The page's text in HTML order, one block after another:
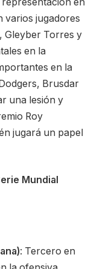
varios jugadores
Gleyber Torres y
en la
en la
Brusdar
una lesión y
Roy
jugará un papel
Mundial
: Tercero en